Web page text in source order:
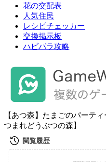
花の交配表
人気住民
レシピチェッカー
交換掲示板
ハピパラ攻略
【あつ森】たまごのパーテ
つまれどうぶつの森】